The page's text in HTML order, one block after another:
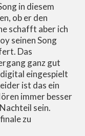
in diesem
ob er den
schafft aber ich
seinen Song
Das
ganz gut
eingespielt
ist das ein
immer besser
sein.
zu